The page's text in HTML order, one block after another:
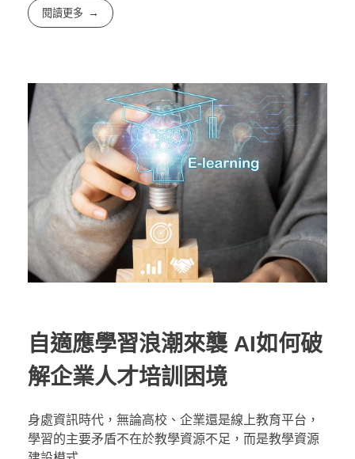
閱讀更多
自適應學習浪潮來襲 AI如何破
解企業人才培訓困境
身處資訊時代，無論高校、企業還是線上教育平台，
學習的主要矛盾不在於教學資源不足，而是教學資源